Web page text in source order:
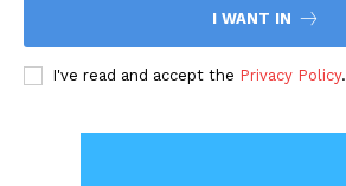
I WANT IN
I've read and accept the Privacy Policy.